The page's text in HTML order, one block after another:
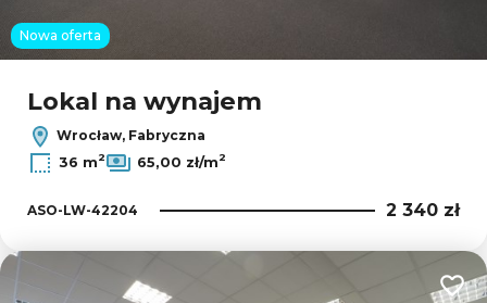
Nowa oferta
Lokal na wynajem
Wrocław, Fabryczna
36 m2 65,00 zł/m2
ASO-LW-42204 2 340 zł